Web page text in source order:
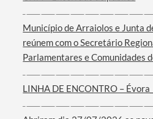
Município de Arraiolos e Junta
reúnem com o Secretário
Parlamentares e Comunidades
LINHA DE ENCONTRO –